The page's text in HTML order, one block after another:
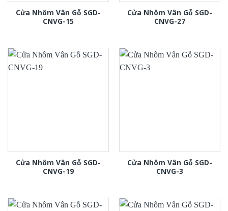
Cửa Nhôm Vân Gỗ SGD-
CNVG-15
Cửa Nhôm Vân Gỗ SGD-
CNVG-27
Cửa Nhôm Vân Gỗ SGD-
CNVG-19
Cửa Nhôm Vân Gỗ SGD-
CNVG-3